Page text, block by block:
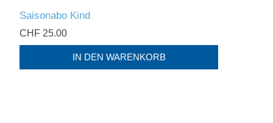
Saisonabo Kind
CHF 25.00